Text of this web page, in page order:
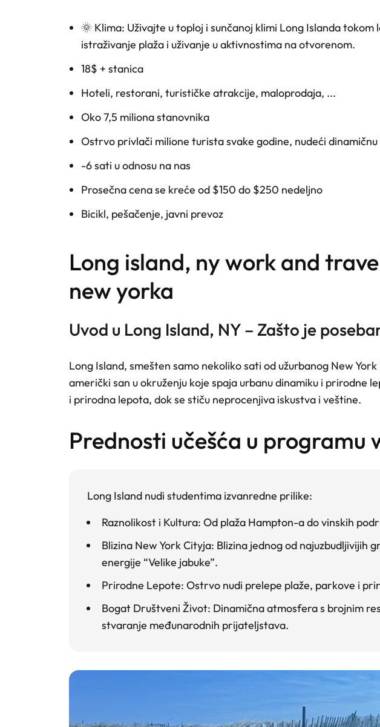
🌞 Klima: Uživajte u toploj i sunčanoj klimi Long Islanda tokom
istraživanje plaža i uživanje u aktivnostima na otvorenom.
18$ + stanica
Hoteli, restorani, turističke atrakcije, maloprodaja, ...
Oko 7,5 miliona stanovnika
Ostrvo privlači milione turista svake godine, nudeći
-6 sati u odnosu na nas
Prosečna cena se kreće od $150 do $250 nedeljno
Bicikl, pešačenje, javni prevoz
long island, ny work and travel - iskustvo američkog sna na obali
new yorka
Uvod u Long Island, NY – Zašto je
Long Island, smešten samo nekoliko sati od užurbanog New
američki san u okruženju koje spaja urbanu dinamiku i
i prirodna lepota, dok se stiču neprocenjiva iskustva i veštine.
prednosti učešća u
Long Island nudi studentima izvanredne prilike:
Raznolikost i Kultura: Od plaža Hampton-a do vinskih
Blizina New York Cityja: Blizina jednog od najuzbudljivijih
energije “Velike jabuke”.
Prirodne Lepote: Ostrvo nudi prelepe plaže, parkove i
Bogat Društveni Život: Dinamična atmosfera s brojnim
stvaranje međunarodnih prijateljstava.